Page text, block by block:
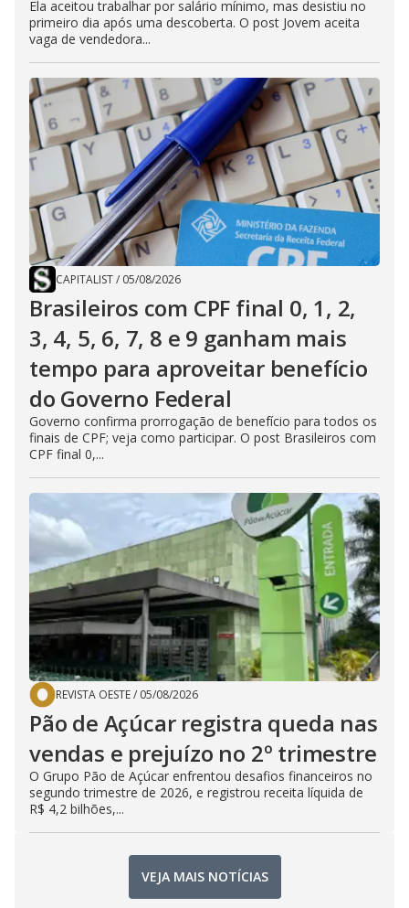
Ela aceitou trabalhar por salário mínimo, mas desistiu no
primeiro dia após uma descoberta. O post Jovem aceita
vaga de vendedora...
CAPITALIST/ 05/08/2026
Brasileiros com CPF final 0, 1, 2,
3, 4, 5, 6, 7, 8 e 9 ganham mais
tempo para aproveitar benefício
do Governo Federal
Governo confirma prorrogação de benefício para todos os
finais de CPF; veja como participar. O post Brasileiros com
CPF final 0,...
REVISTA OESTE/ 05/08/2026
Pão de Açúcar registra queda nas
vendas e prejuízo no 2º trimestre
O Grupo Pão de Açúcar enfrentou desafios financeiros no
segundo trimestre de 2026, e registrou receita líquida de
R$ 4,2 bilhões,...
VEJA MAIS NOTÍCIAS